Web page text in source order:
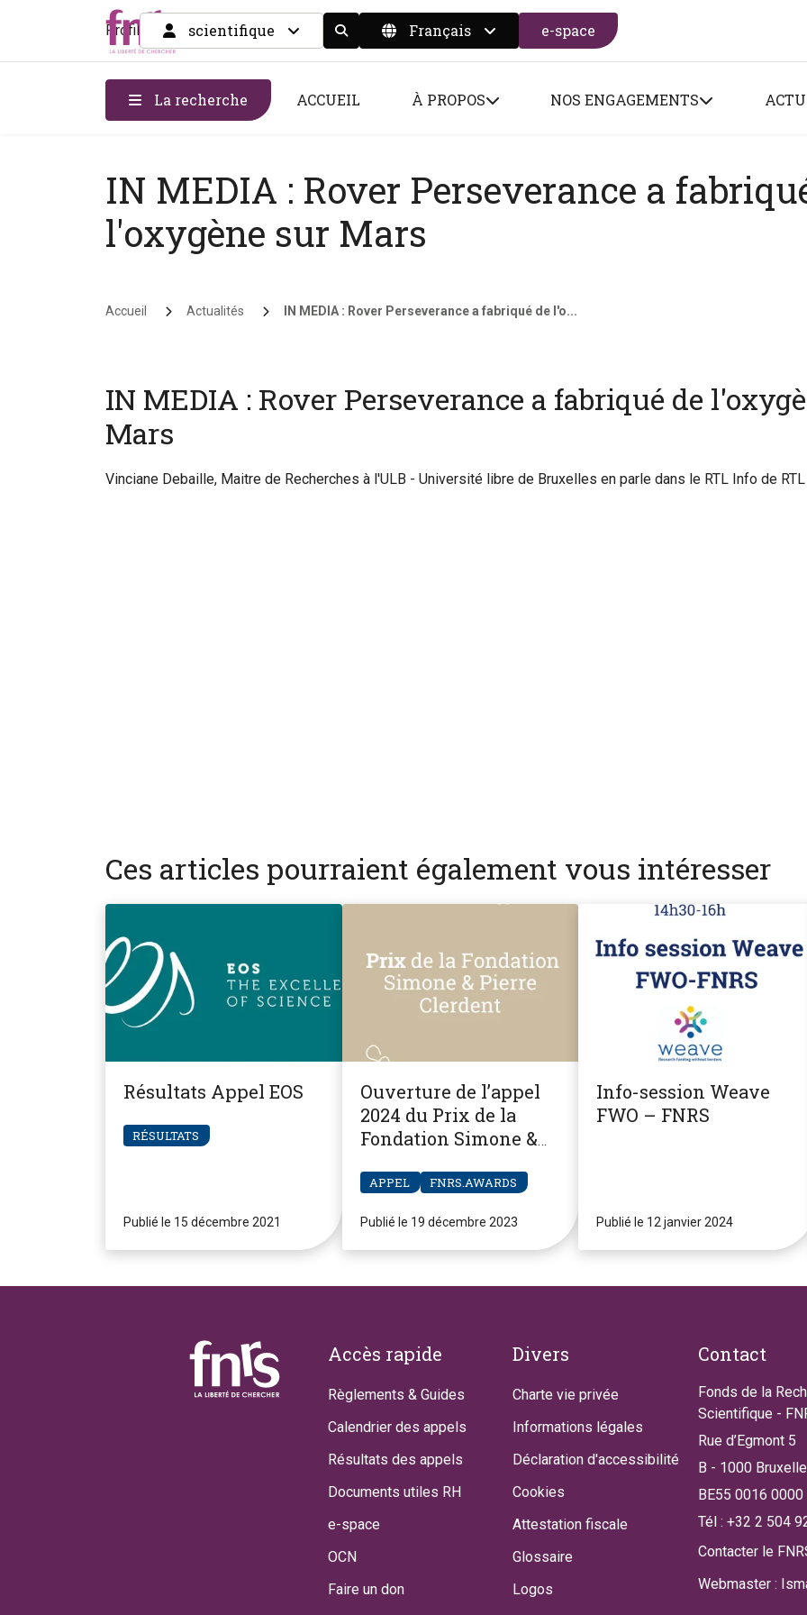
Profil scientifique Display the search form
Français e-space
La recherche ACCUEIL À PROPOS NOS ENGAGEMENTS
IN MEDIA : Rover Perseverance a
l'oxygène sur Mars
Fil d'Ariane
Accueil Actualités IN MEDIA : Rover Perseverance a fabriqué de l'o...
IN MEDIA : Rover Perseverance a fabriqué de
Mars
Vinciane Debaille, Maitre de Recherches à l'ULB - Université libre de Bruxelles en parle dans le RTL Info de RTL
Ces articles pourraient également vous intéresser
Résultats Appel EOS
RÉSULTATS
Publié le 15 décembre 2021
Ouverture de l’appel
2024 du Prix de la
Fondation Simone &
APPEL FNRS.AWARDS
Publié le 19 décembre 2023
Info-session Weave
FWO – FNRS
Publié le 12 janvier 2024
Footer
Accès rapide
Règlements & Guides
Calendrier des appels
Résultats des appels
Documents utiles RH
e-space
OCN
Faire un don
Divers
Charte vie privée
Informations légales
Déclaration d'accessibilité
Cookies
Attestation fiscale
Glossaire
Logos
Contact
Fonds de la
Scientifique -
Rue d’Egmont 5
B - 1000
BE55 0016
Tél : +32 2 504
Contacter le
Webmaster :